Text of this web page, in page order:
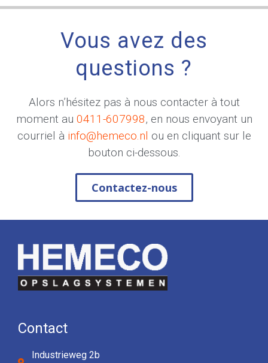
Vous avez des
questions ?
Alors n’hésitez pas à nous contacter à tout
moment au 0411-607998, en nous envoyant un
courriel à info@hemeco.nl ou en cliquant sur le
bouton ci-dessous.
Contactez-nous
Contact
Industrieweg 2b